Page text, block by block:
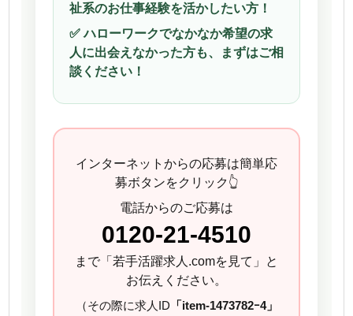
祉系のお仕事経験を活かしたい方！
✅ ハローワークでなかなか希望の求
人に出会えなかった方も、まずはご相
談ください！
インターネットからの応募は簡単応
募ボタンをクリック👆
電話からのご応募は
0120-21-4510
まで「若手活躍求人.comを見て」と
お伝えください。
（その際に求人ID 「item-1473782ｰ4」